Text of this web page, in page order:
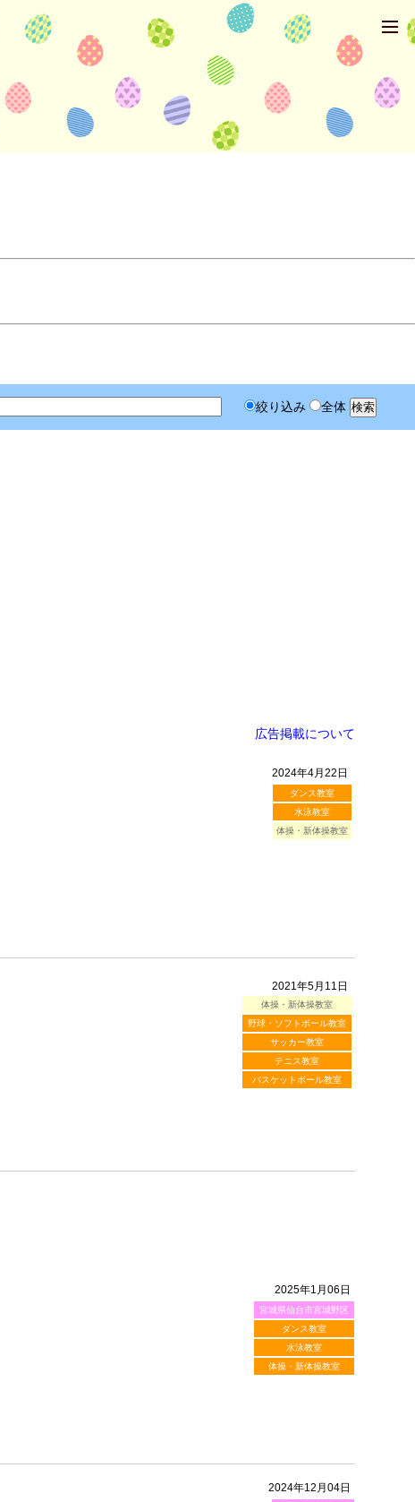
絞り込み 全体
広告掲載について
2024年4月22日
ダンス教室
水泳教室
体操・新体操教室
2021年5月11日
体操・新体操教室
野球・ソフトボール教室
サッカー教室
テニス教室
バスケットボール教室
2025年1月06日
宮城県仙台市宮城野区
ダンス教室
水泳教室
体操・新体操教室
2024年12月04日